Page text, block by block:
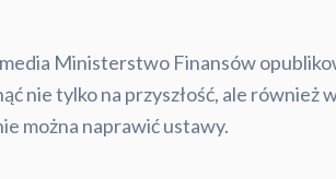
Ministerstwo Finansów
nie tylko na przyszłość, ale
można naprawić ustawy.